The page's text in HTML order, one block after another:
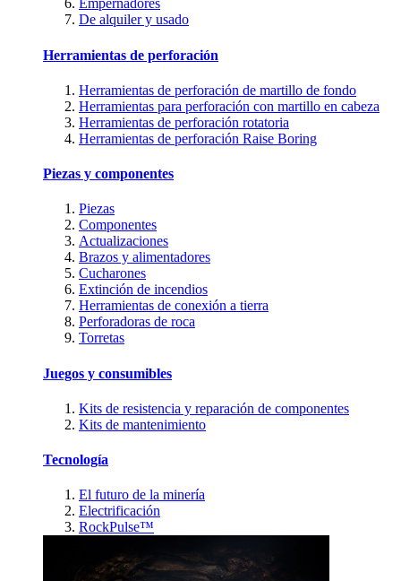
Empernadores
De alquiler y usado
Herramientas de perforación
Herramientas de perforación de martillo de fondo
Herramientas para perforación con martillo en cabeza
Herramientas de perforación rotatoria
Herramientas de perforación Raise Boring
Piezas y componentes
Piezas
Componentes
Actualizaciones
Brazos y alimentadores
Cucharones
Extinción de incendios
Herramientas de conexión a tierra
Perforadoras de roca
Torretas
Juegos y consumibles
Kits de resistencia y reparación de componentes
Kits de mantenimiento
Tecnología
El futuro de la minería
Electrificación
RockPulse™